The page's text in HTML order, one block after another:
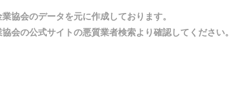
協会のデータを元に作成しております。
会の公式サイトの悪質業者検索より確認してください。